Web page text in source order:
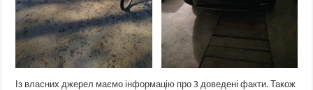
Із власних джерел маємо інформацію про 3 доведені факти. Також